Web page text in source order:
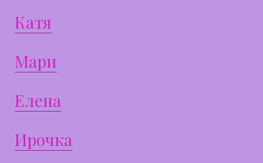
Катя
Мари
Елена
Ирочка